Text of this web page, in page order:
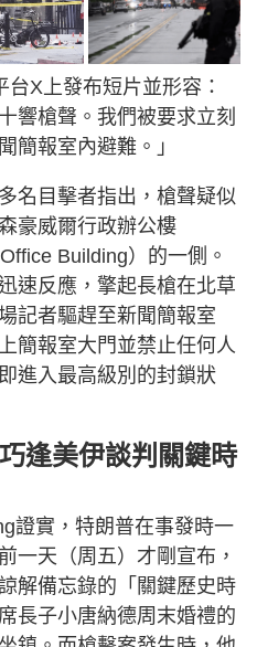
X上發布短片並形容：
響槍聲。我們被要求立刻
簡報室內避難。」
名目擊者指出，槍聲疑似
豪威爾行政辦公樓
Building）的一側。
速反應，擎起長槍在北草
記者驅趕至新聞簡報室
簡報室大門並禁止任何人
進入最高級別的封鎖狀
逢美伊談判關鍵時
證實，特朗普在事發時一
一天（周五）才剛宣布，
解備忘錄的「關鍵歷史時
長子小唐納德周末婚禮的